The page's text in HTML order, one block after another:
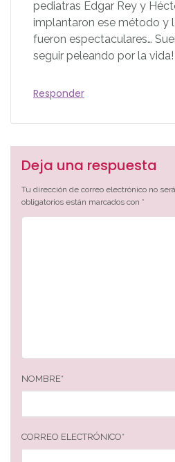
pediatras Edgar Rey y
implantaron ese método y
fueron espectaculares…
seguir peleando por la vida!
Responder
Deja una respuesta
Tu dirección de correo electrónico no
obligatorios están marcados con *
NOMBRE*
CORREO ELECTRÓNICO*